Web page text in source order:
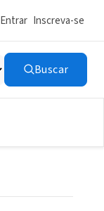
Entrar Inscreva-se
Buscar